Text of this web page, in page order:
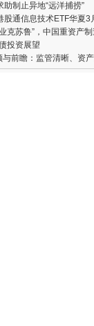
制止异地“远洋捕捞”
通信息技术ETF华夏3
克苏鲁”，中国重资产制
投资展望
前瞻：监管清晰、资产